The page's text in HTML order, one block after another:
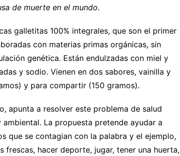
de muerte en el mundo.
galletitas 100% integrales, que son el primer
con materias primas orgánicas, sin
genética. Están endulzadas con miel y
y sodio. Vienen en dos sabores, vainilla y
y para compartir (150 gramos).
apunta a resolver este problema de salud
La propuesta pretende ayudar a
que se contagian con la palabra y el ejemplo,
hacer deporte, jugar, tener una huerta,